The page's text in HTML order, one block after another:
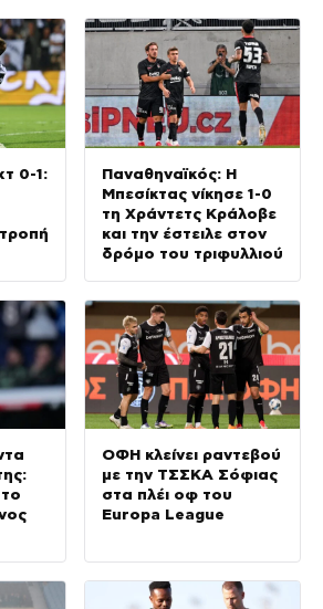
0-1:
Παναθηναϊκός: Η
Μπεσίκτας νίκησε 1-0
τη Χράντετς Κράλοβε
και την έστειλε στον
δρόμο του τριφυλλιού
ΟΦΗ κλείνει ραντεβού
με την ΤΣΣΚΑ Σόφιας
στα πλέι οφ του
Europa League